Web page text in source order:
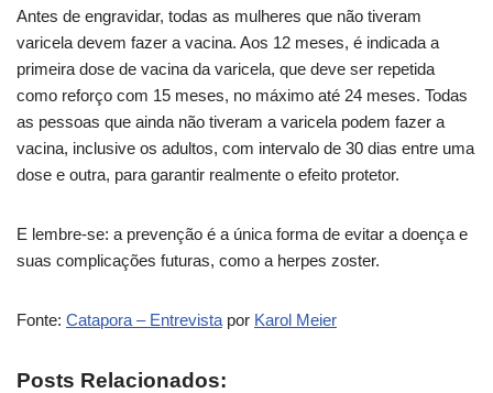
Antes de engravidar, todas as mulheres que não tiveram
varicela devem fazer a vacina. Aos 12 meses, é indicada a
primeira dose de vacina da varicela, que deve ser repetida
como reforço com 15 meses, no máximo até 24 meses. Todas
as pessoas que ainda não tiveram a varicela podem fazer a
vacina, inclusive os adultos, com intervalo de 30 dias entre uma
dose e outra, para garantir realmente o efeito protetor.
E lembre-se: a prevenção é a única forma de evitar a doença e
suas complicações futuras, como a herpes zoster.
Fonte: Catapora – Entrevista por Karol Meier
Posts Relacionados: